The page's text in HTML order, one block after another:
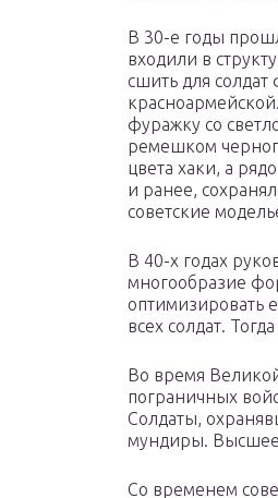
В 30-е годы
входили в
сшить для
фуражку со
ремешком
цвета хаки, а
и ранее,
советские
В 40-х годах
многообразие
оптимизировать
всех солдат.
Во время
пограничных
Солдаты,
мундиры. Высшее
Со временем